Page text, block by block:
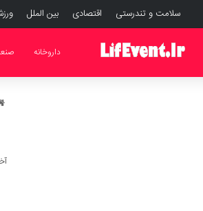
سلامت و تندرستی اقتصادی بین الملل
داروخانه